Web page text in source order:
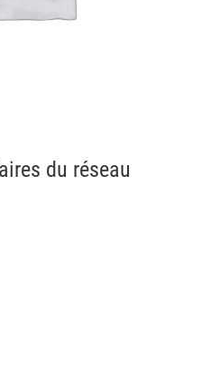
du réseau